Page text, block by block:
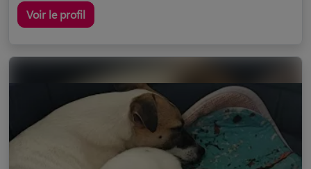
Voir le profil